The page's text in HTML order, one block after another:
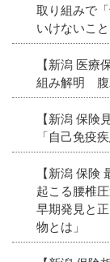
取り組みで
いけないこ
【新潟 医療
組み解明 腹
【新潟 保険
「自己免疫
【新潟 保険
起こる腰椎
早期発見と
物とは」